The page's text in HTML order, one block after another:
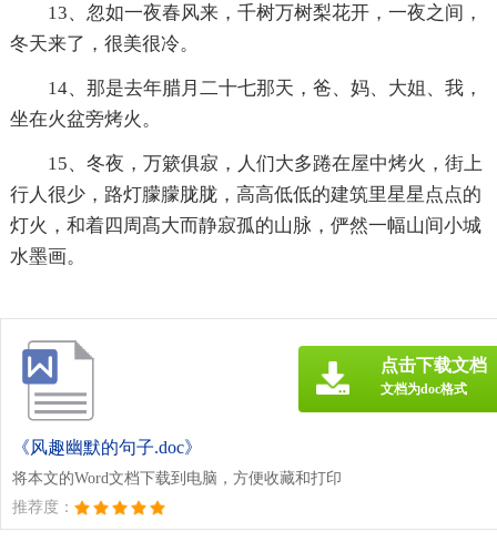
13、忽如一夜春风来，千树万树梨花开，一夜之间，
冬天来了，很美很冷。
14、那是去年腊月二十七那天，爸、妈、大姐、我，
坐在火盆旁烤火。
15、冬夜，万簌俱寂，人们大多踡在屋中烤火，街上
行人很少，路灯朦朦胧胧，高高低低的建筑里星星点点的
灯火，和着四周髙大而静寂孤的山脉，俨然一幅山间小城
水墨画。
《风趣幽默的句子.doc》
将本文的Word文档下载到电脑，方便收藏和打印
推荐度：
点击下载文档
文档为doc格式